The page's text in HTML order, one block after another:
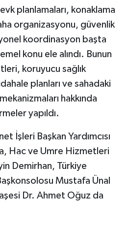
planlamaları, konaklama
organizasyonu, güvenlik
koordinasyon başta
konu ele alındı. Bunun
koruyucu sağlık
planları ve sahadaki
hakkında
yapıldı.
İşleri Başkan Yardımcısı
Hac ve Umre Hizmetleri
Demirhan, Türkiye
Mustafa Ünal
Dr. Ahmet Oğuz da